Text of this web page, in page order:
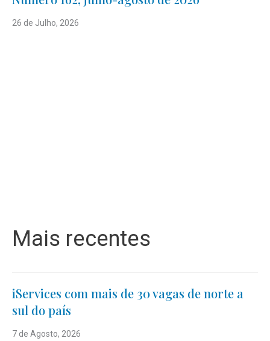
26 de Julho, 2026
Mais recentes
iServices com mais de 30 vagas de norte a
sul do país
7 de Agosto, 2026